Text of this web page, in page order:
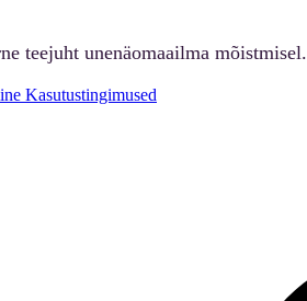
teejuht unenäomaailma mõistmisel.
Kasutustingimused